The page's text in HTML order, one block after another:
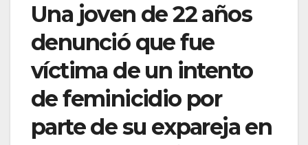
Una joven de 22 años
denunció que fue
víctima de un intento
de feminicidio por
parte de su expareja en